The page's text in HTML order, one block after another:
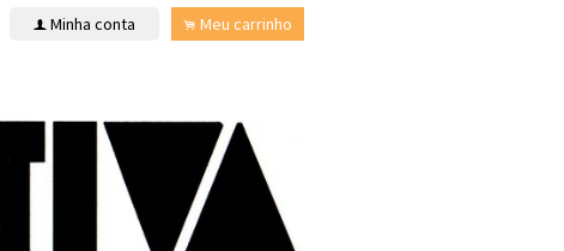
f Minha conta . Meu carrinho